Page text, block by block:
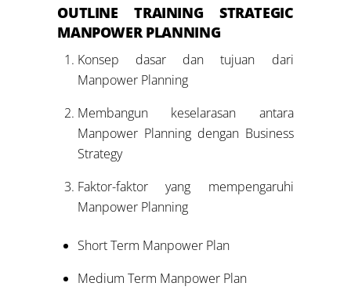
OUTLINETRAINING STRATEGIC
MANPOWER PLANNING
Konsep dasar dan tujuan dari
Manpower Planning
Membangun keselarasan antara
Manpower Planning dengan Business
Strategy
Faktor-faktor yang mempengaruhi
Manpower Planning
Short Term Manpower Plan
Medium Term Manpower Plan